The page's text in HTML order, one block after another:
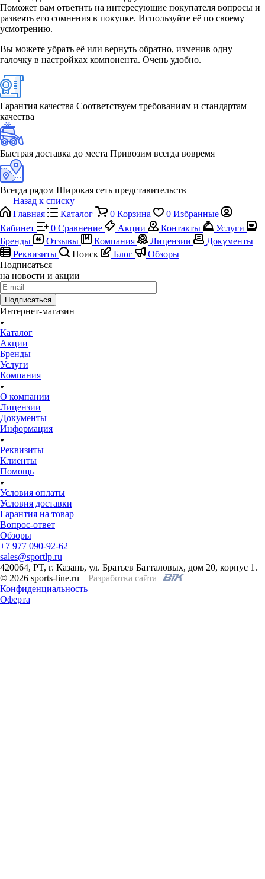
Поможет вам ответить на интересующие покупателя вопросы и
развеять его сомнения в покупке. Используйте её по своему
усмотрению.
Вы можете убрать её или вернуть обратно, изменив одну
галочку в настройках компонента. Очень удобно.
Гарантия качества Соответствуем требованиям и стандартам
качества
Быстрая доставка до места Привозим всегда вовремя
Всегда рядом Широкая сеть представительств
Назад к списку
Главная
Каталог 0 Корзина 0 Избранные
Кабинет
0 Сравнение Акции Контакты
Услуги
Бренды
Отзывы Компания Лицензии
Документы
Реквизиты
Поиск Блог
Обзоры
Подписаться
на новости и акции
Подписаться
Интернет-магазин
Каталог
Акции
Бренды
Услуги
Компания
О компании
Лицензии
Документы
Информация
Реквизиты
Клиенты
Помощь
Условия оплаты
Условия доставки
Гарантия на товар
Вопрос-ответ
Обзоры
+7 977 090-92-62
sales@sportlp.ru
420064, PT, г. Казань, ул. Братьев Батталовых, дом 20, корпус 1.
© 2026 sports-line.ru
Разработка сайта
Конфиденциальность
Оферта